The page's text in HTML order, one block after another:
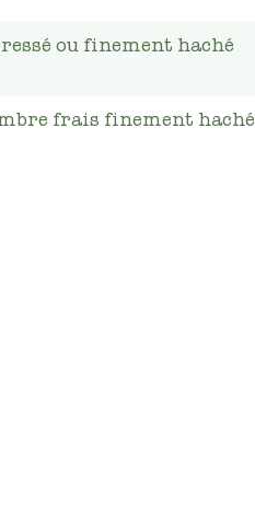
ou finement haché
frais finement haché